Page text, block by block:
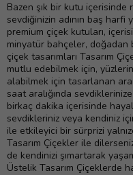
Bazen şık bir kutu
sevdiğinizin adının baş harfi
premium çiçek kutuları,
minyatür bahçeler,
çiçek tasarımları Tasarım
mutlu edebilmek için,
alabilmek için tasarlanan
saat aralığında
birkaç dakika içerisinde
sevdikleriniz veya kendiniz
ile etkileyici bir sürprizi
Tasarım Çiçekler ile
de kendinizi şımartarak
Üstelik Tasarım Çiçeklerde